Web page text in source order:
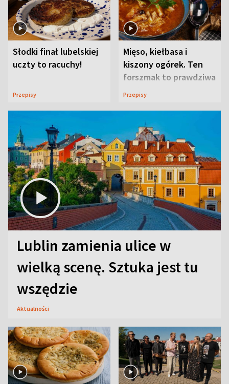
Słodki finał lubelskiej
uczty to racuchy!
Przepisy
Mięso, kiełbasa i
kiszony ogórek. Ten
forszmak to prawdziwa
uczta
Przepisy
Lublin zamienia ulice w
wielką scenę. Sztuka jest tu
wszędzie
Aktualności